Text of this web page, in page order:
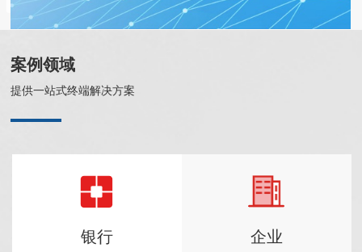
案例领域
提供一站式终端解决方案
银行 企业